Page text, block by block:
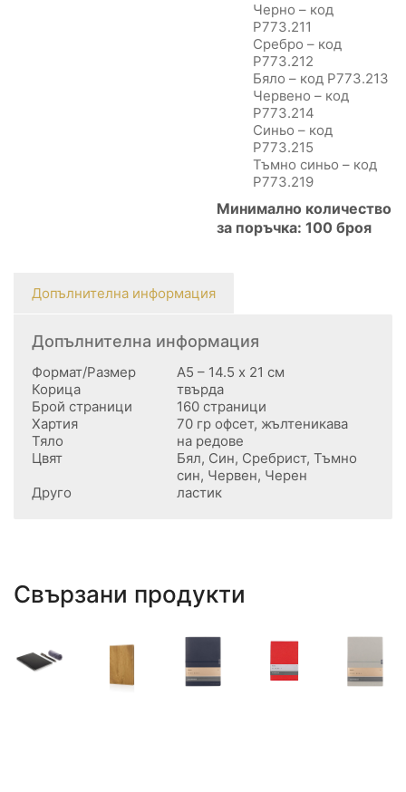
Черно – код
P773.211
Сребро – код
Р773.212
Бяло – код Р773.213
Червено – код
Р773.214
Синьо – код
P773.215
Тъмно синьо – код
P773.219
Минимално количество
за поръчка: 100 броя
Допълнителна информация
Допълнителна информация
Формат/Размер
А5 – 14.5 х 21 см
Корица
твърда
Брой страници
160 страници
Хартия
70 гр офсет, жълтеникава
Тяло
на редове
Цвят
Бял, Син, Сребрист, Тъмно
син, Червен, Черен
Друго
ластик
Свързани продукти